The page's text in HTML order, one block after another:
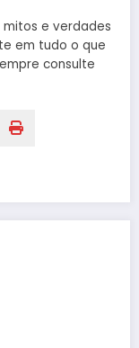
e verdades
em tudo o que
consulte